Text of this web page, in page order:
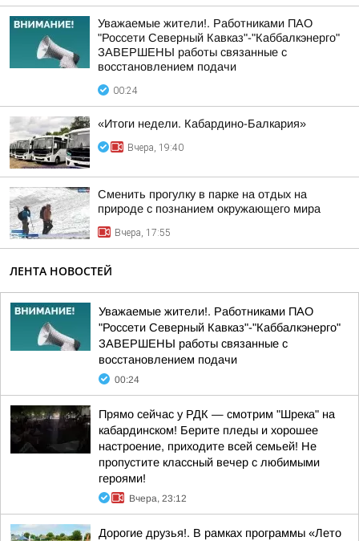
Уважаемые жители!. Работниками ПАО
"Россети Северный Кавказ"-"Каббалкэнерго"
ЗАВЕРШЕНЫ работы связанные с
восстановлением подачи
00:24
«Итоги недели. Кабардино-Балкария»
Вчера, 19:40
Сменить прогулку в парке на отдых на
природе с познанием окружающего мира
Вчера, 17:55
ЛЕНТА НОВОСТЕЙ
Уважаемые жители!. Работниками ПАО
"Россети Северный Кавказ"-"Каббалкэнерго"
ЗАВЕРШЕНЫ работы связанные с
восстановлением подачи
00:24
Прямо сейчас у РДК — смотрим "Шрека" на
кабардинском! Берите пледы и хорошее
настроение, приходите всей семьей! Не
пропустите классный вечер с любимыми
героями!
Вчера, 23:12
Дорогие друзья!. В рамках программы «Лето